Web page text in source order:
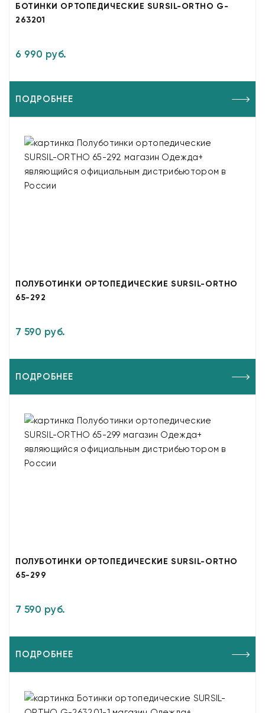
БОТИНКИ ОРТОПЕДИЧЕСКИЕ SURSIL-ORTHO G-
263201
6 990 руб.
ПОДРОБНЕЕ
ПОЛУБОТИНКИ ОРТОПЕДИЧЕСКИЕ SURSIL-ORTHO
65-292
7 590 руб.
ПОДРОБНЕЕ
ПОЛУБОТИНКИ ОРТОПЕДИЧЕСКИЕ SURSIL-ORTHO
65-299
7 590 руб.
ПОДРОБНЕЕ